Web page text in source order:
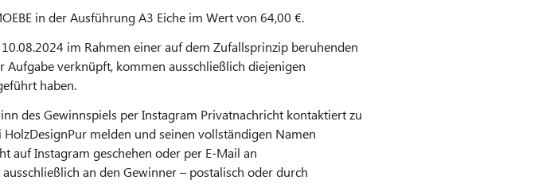
in der Ausführung A3 Eiche im Wert von 64,00 €.
im Rahmen einer auf dem Zufallsprinzip beruhenden
verknüpft, kommen ausschließlich diejenigen
haben.
des Gewinnspiels per Instagram Privatnachricht kontaktiert zu
melden und seinen vollständigen Namen
auf Instagram geschehen oder per E-Mail an
an den Gewinner – postalisch oder durch